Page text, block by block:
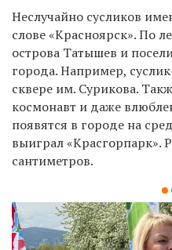
Неслучайно сусликов
слове «Красноярск». По
острова Татышев и
города. Например,
сквере им. Сурикова.
космонавт и даже
появятся в городе на
выиграл «Красгорпарк».
сантиметров.